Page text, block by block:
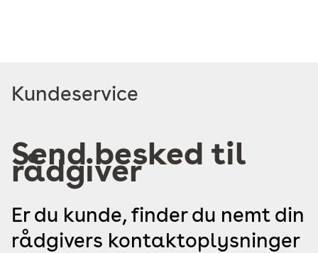
Read
Kundeservice
Send besked til
rådgiver
Er du kunde, finder du nemt din
rådgivers kontaktoplysninger